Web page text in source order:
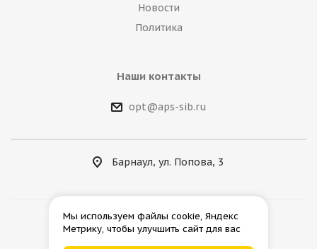
Новости
Политика
Наши контакты
opt@aps-sib.ru
Барнаул, ул. Попова, 3
2026 © АгроПромСнаб
Мы используем файлы cookie, Яндекс
Метрику, чтобы улучшить сайт для вас